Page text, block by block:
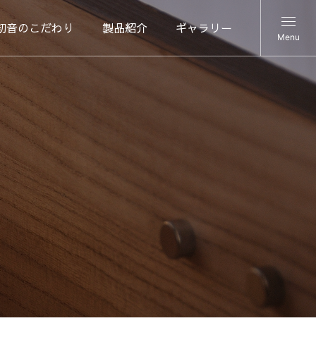
音のこだわり 製品紹介 ギャラリー
Menu